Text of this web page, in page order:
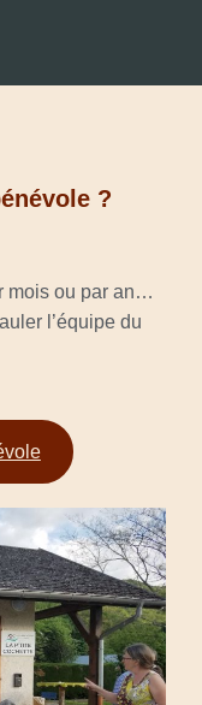
?
mois ou par an…
l’équipe du